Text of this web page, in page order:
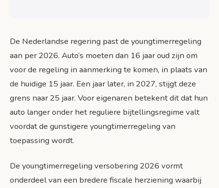
De Nederlandse regering past de youngtimerregeling
aan per 2026. Auto’s moeten dan 16 jaar oud zijn om
voor de regeling in aanmerking te komen, in plaats van
de huidige 15 jaar. Een jaar later, in 2027, stijgt deze
grens naar 25 jaar. Voor eigenaren betekent dit dat hun
auto langer onder het reguliere bijtellingsregime valt
voordat de gunstigere youngtimerregeling van
toepassing wordt.
De youngtimerregeling versobering 2026 vormt
onderdeel van een bredere fiscale herziening waarbij